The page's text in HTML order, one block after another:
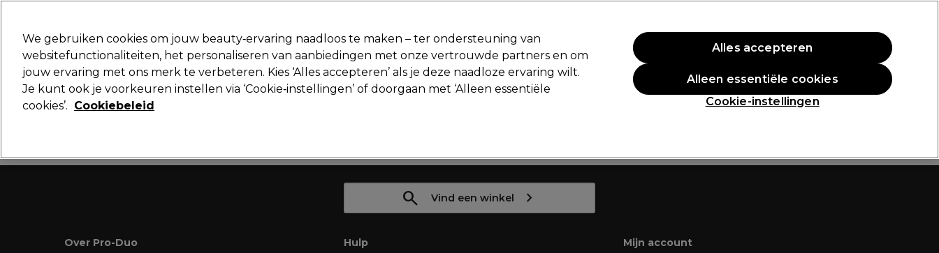
Aanmelden
Merken Deals Haar Elektra Beauty Salon interieur Mannen Vegan Nieuwe producten Professionele Awards
Volgende dag geleverd*
Vind een winkel
Over Pro-Duo
Hulp
Mijn account
We gebruiken cookies om jouw beauty‑ervaring naadloos te maken – ter ondersteuning van
websitefunctionaliteiten, het personaliseren van aanbiedingen met onze vertrouwde partners en om
jouw ervaring met ons merk te verbeteren. Kies ‘Alles accepteren’ als je deze naadloze ervaring wilt.
Je kunt ook je voorkeuren instellen via ‘Cookie‑instellingen’ of doorgaan met ‘Alleen essentiële
cookies’. Cookiebeleid Cookie-instellingen
Alleen essentiële cookies
Alles accepteren